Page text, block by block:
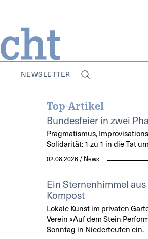
NEWSLETTER
Top-Artikel
Bundesfeier in zwei
Pragmatismus,
Solidarität: 1 zu 1 in die Tat
02.08.2026 / News
Ein Sternenhimmel aus
Kompost
Lokale Kunst im privaten
Verein «Auf dem Stein
Sonntag in Niederteufen ein.